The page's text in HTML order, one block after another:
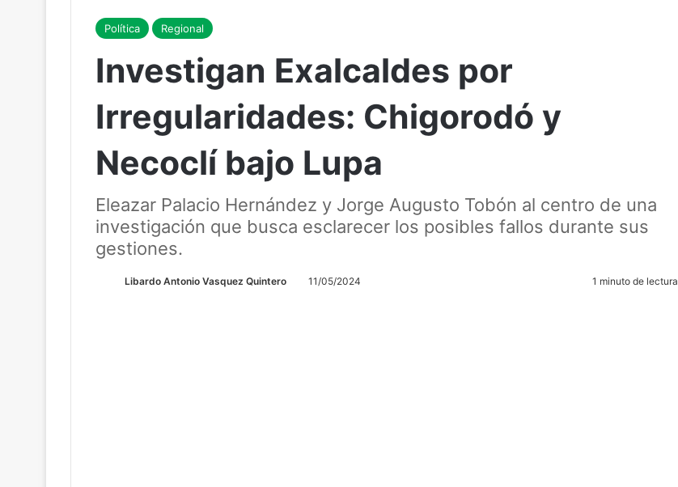
Política Regional
Investigan Exalcaldes por
Irregularidades: Chigorodó y
Necoclí bajo Lupa
Eleazar Palacio Hernández y Jorge Augusto Tobón al centro de una
investigación que busca esclarecer los posibles fallos durante sus
gestiones.
Libardo Antonio Vasquez Quintero 11/05/2024 1 minuto de lectura